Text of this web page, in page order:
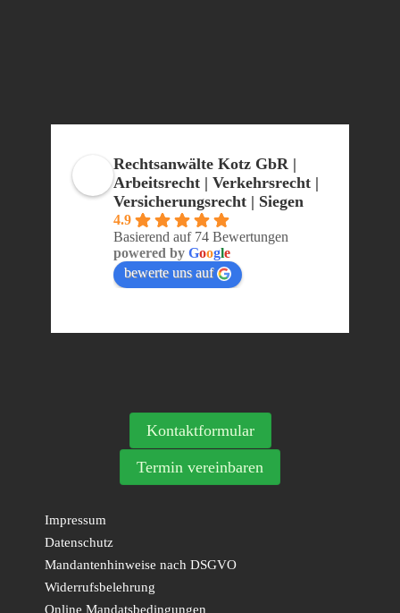
Rechtsanwälte Kotz GbR |
Arbeitsrecht | Verkehrsrecht |
Versicherungsrecht | Siegen
4.9
Basierend auf 74 Bewertungen
powered by Google
bewerte uns auf
Kontaktformular
Termin vereinbaren
Impressum
Datenschutz
Mandantenhinweise nach DSGVO
Widerrufsbelehrung
Online Mandatsbedingungen